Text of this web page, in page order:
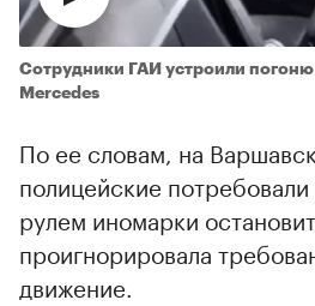
Cотрудники ГАИ устроили
Mercedes
По ее словам, на
полицейские
рулем иномарки
проигнорировала
движение.